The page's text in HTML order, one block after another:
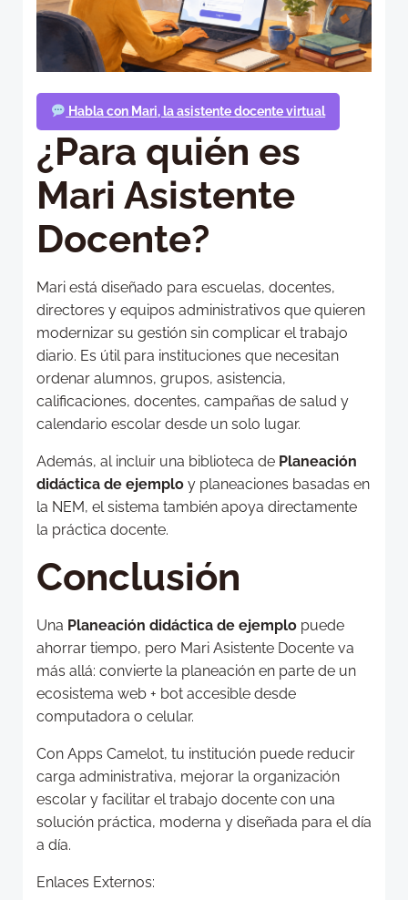
Habla con Mari, la asistente docente virtual
¿Para quién es
Mari Asistente
Docente?
Mari está diseñado para escuelas, docentes,
directores y equipos administrativos que quieren
modernizar su gestión sin complicar el trabajo
diario. Es útil para instituciones que necesitan
ordenar alumnos, grupos, asistencia,
calificaciones, docentes, campañas de salud y
calendario escolar desde un solo lugar.
Además, al incluir una biblioteca de Planeación
didáctica de ejemplo y planeaciones basadas en
la NEM, el sistema también apoya directamente
la práctica docente.
Conclusión
Una Planeación didáctica de ejemplo puede
ahorrar tiempo, pero Mari Asistente Docente va
más allá: convierte la planeación en parte de un
ecosistema web + bot accesible desde
computadora o celular.
Con Apps Camelot, tu institución puede reducir
carga administrativa, mejorar la organización
escolar y facilitar el trabajo docente con una
solución práctica, moderna y diseñada para el día
a día.
Enlaces Externos: